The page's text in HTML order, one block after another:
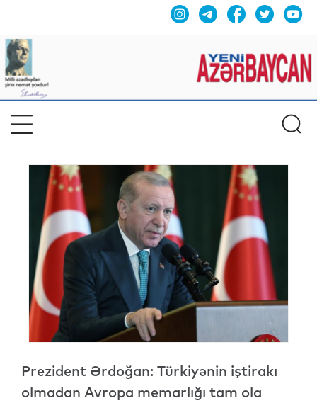
Prezident Ərdoğan: Türkiyənin iştirakı
olmadan Avropa memarlığı tam ola